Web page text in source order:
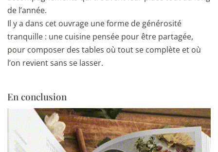
de l’année.
Il y a dans cet ouvrage une forme de générosité
tranquille : une cuisine pensée pour être partagée,
pour composer des tables où tout se complète et où
l’on revient sans se lasser.
En conclusion